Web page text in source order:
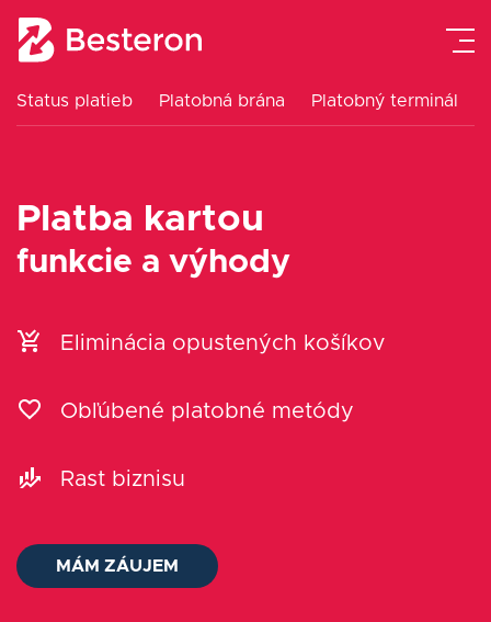
Status platieb Platobná brána Platobný terminál
Kontakt
eKasa pokladne
Platobná brána
Platba kartou
funkcie a výhody
Eliminácia opustených košíkov
Obľúbené platobné metódy
Rast biznisu
MÁM ZÁUJEM